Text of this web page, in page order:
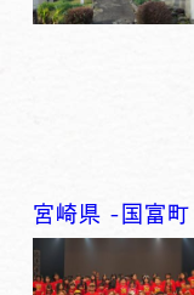
宮崎県 - 国富町